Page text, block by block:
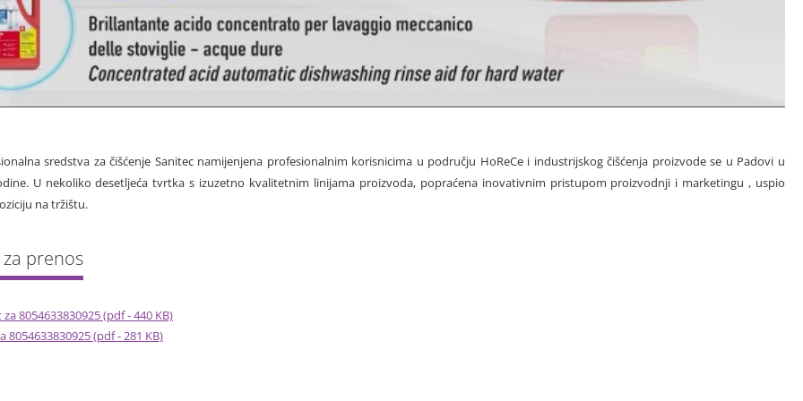
sredstva za čišćenje Sanitec namijenjena profesionalnim korisnicima u području HoReCe i industrijskog čišćenja proizvode se u Padovi u
U nekoliko desetljeća tvrtka s izuzetno kvalitetnim linijama proizvoda, popraćena inovativnim pristupom proizvodnji i marketingu , uspio
na tržištu.
8054633830925 (pdf - 440 KB)
8054633830925 (pdf - 281 KB)